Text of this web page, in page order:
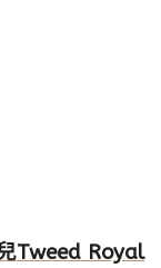
Tweed Royal